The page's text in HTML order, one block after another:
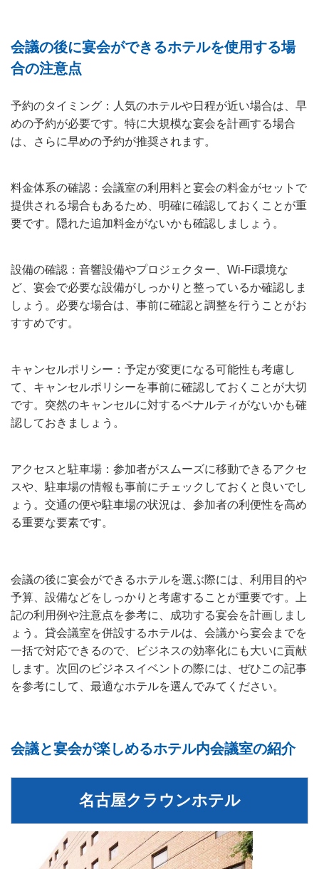
会議の後に宴会ができるホテルを使用する場
合の注意点
予約のタイミング：人気のホテルや日程が近い場合は、早
めの予約が必要です。特に大規模な宴会を計画する場合
は、さらに早めの予約が推奨されます。
料金体系の確認：会議室の利用料と宴会の料金がセットで
提供される場合もあるため、明確に確認しておくことが重
要です。隠れた追加料金がないかも確認しましょう。
設備の確認：音響設備やプロジェクター、Wi-Fi環境な
ど、宴会で必要な設備がしっかりと整っているか確認しま
しょう。必要な場合は、事前に確認と調整を行うことがお
すすめです。
キャンセルポリシー：予定が変更になる可能性も考慮し
て、キャンセルポリシーを事前に確認しておくことが大切
です。突然のキャンセルに対するペナルティがないかも確
認しておきましょう。
アクセスと駐車場：参加者がスムーズに移動できるアクセ
スや、駐車場の情報も事前にチェックしておくと良いでし
ょう。交通の便や駐車場の状況は、参加者の利便性を高め
る重要な要素です。
会議の後に宴会ができるホテルを選ぶ際には、利用目的や
予算、設備などをしっかりと考慮することが重要です。上
記の利用例や注意点を参考に、成功する宴会を計画しまし
ょう。貸会議室を併設するホテルは、会議から宴会までを
一括で対応できるので、ビジネスの効率化にも大いに貢献
します。次回のビジネスイベントの際には、ぜひこの記事
を参考にして、最適なホテルを選んでみてください。
会議と宴会が楽しめるホテル内会議室の紹介
名古屋クラウンホテル